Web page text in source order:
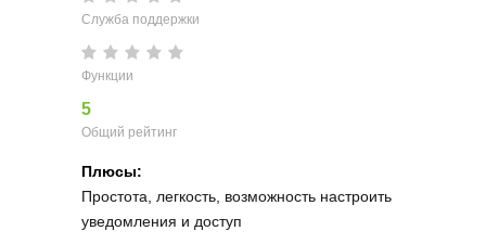
Служба поддержки
Функции
5
Общий рейтинг
Плюсы:
Простота, легкость, возможность настроить
уведомления и доступ